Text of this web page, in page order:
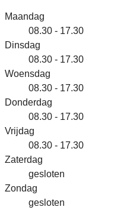
Maandag
08.30 - 17.30
Dinsdag
08.30 - 17.30
Woensdag
08.30 - 17.30
Donderdag
08.30 - 17.30
Vrijdag
08.30 - 17.30
Zaterdag
gesloten
Zondag
gesloten